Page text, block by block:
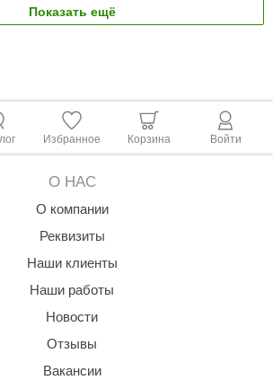
Показать ещё
Избранное Корзина Войти
О НАС
О компании
Реквизиты
Наши клиенты
Наши работы
Новости
Отзывы
Вакансии